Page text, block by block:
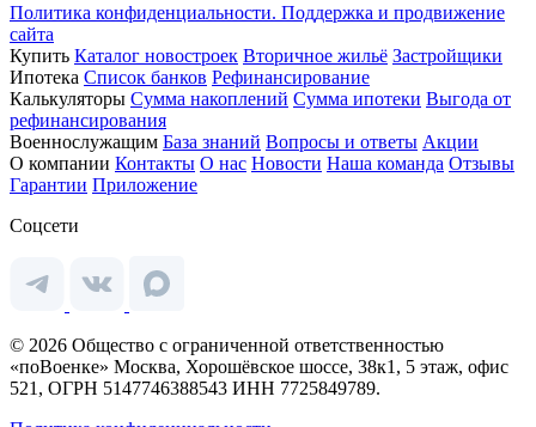
Политика конфиденциальности. Поддержка и продвижение
сайта
Купить Каталог новостроек Вторичное жильё Застройщики
Ипотека Список банков Рефинансирование
Калькуляторы Сумма накоплений Сумма ипотеки Выгода от
рефинансирования
Военнослужащим База знаний Вопросы и ответы Акции
О компании Контакты О нас Новости Наша команда Отзывы
Гарантии Приложение
Соцсети
© 2026 Общество с ограниченной ответственностью
«поВоенке» Москва, Хорошёвское шоссе, 38к1, 5 этаж, офис
521, ОГРН 5147746388543 ИНН 7725849789.